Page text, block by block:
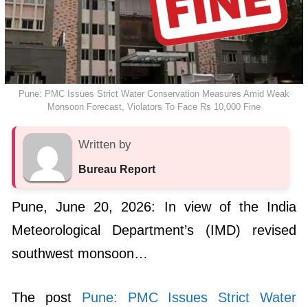
Pune: PMC Issues Strict Water Conservation Measures Amid Weak
Monsoon Forecast, Violators To Face Rs 10,000 Fine
Written by
Bureau Report
Pune, June 20, 2026: In view of the India
Meteorological Department’s (IMD) revised
southwest monsoon…
The post Pune: PMC Issues Strict Water